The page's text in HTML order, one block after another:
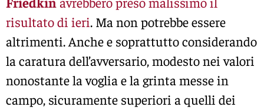
risultato di ieri. Ma non potrebbe essere
altrimenti. Anche e soprattutto considerando
la caratura dell’avversario, modesto nei valori
nonostante la voglia e la grinta messe in
campo, sicuramente superiori a quelli dei